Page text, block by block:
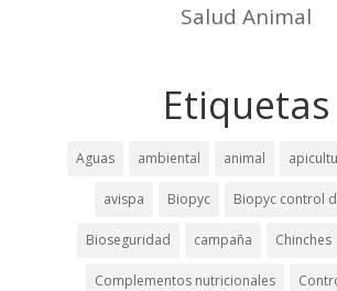
Salud Animal
Etiquetas
Aguas ambiental animal
avispa Biopyc Biopyc control
Bioseguridad campaña Chinches
Complementos nutricionales